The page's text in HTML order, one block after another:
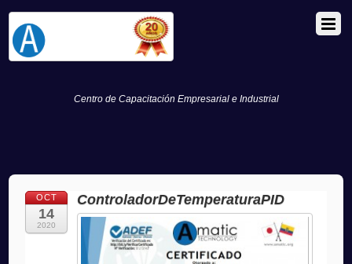
Centro de Capacitación Empresarial e Industrial
OCT
14
2020
ControladorDeTemperaturaPID